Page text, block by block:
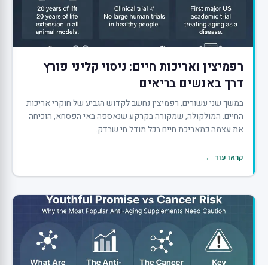
רפמיצין ואריכות חיים: ניסוי קליני פורץ
דרך באנשים בריאים
במשך שני עשורים, רפמיצין נחשב לקדוש הגביע של חוקרי אריכות
החיים. המולקולה, שמקורה בקרקע שנאספה באי הפסחא, הוכיחה
את עצמה כמאריכת חיים בכל מודל חי שבדק...
קראו עוד ←